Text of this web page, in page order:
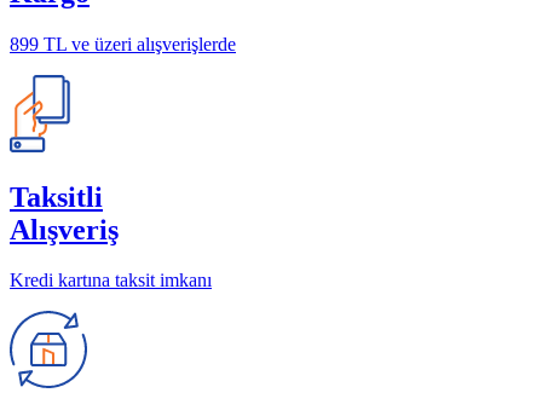
899 TL ve üzeri alışverişlerde
Taksitli
Alışveriş
Kredi kartına taksit imkanı